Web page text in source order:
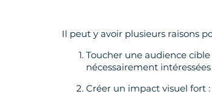
Il peut y avoir plusieurs raisons
Toucher une audience
nécessairement
Créer un impact visuel fort